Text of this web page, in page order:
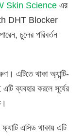
Skin Science এর
DHT Blocker
চুলের পরিবর্তন
এটিতে থাকা অ্যান্টি-
ব্যবহার করলে সূর্যের
এসিড থাকায় এটি